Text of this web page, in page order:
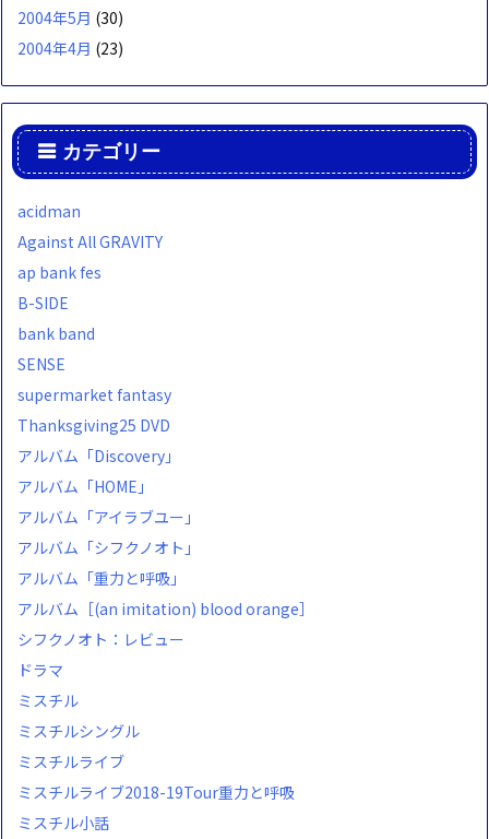
2004年5月 (30)
2004年4月 (23)
カテゴリー
acidman
Against All GRAVITY
ap bank fes
B-SIDE
bank band
SENSE
supermarket fantasy
Thanksgiving25 DVD
アルバム「Discovery」
アルバム「HOME」
アルバム「アイラブユー」
アルバム「シフクノオト」
アルバム「重力と呼吸」
アルバム［(an imitation) blood orange］
シフクノオト：レビュー
ドラマ
ミスチル
ミスチルシングル
ミスチルライブ
ミスチルライブ2018-19Tour重力と呼吸
ミスチル小話